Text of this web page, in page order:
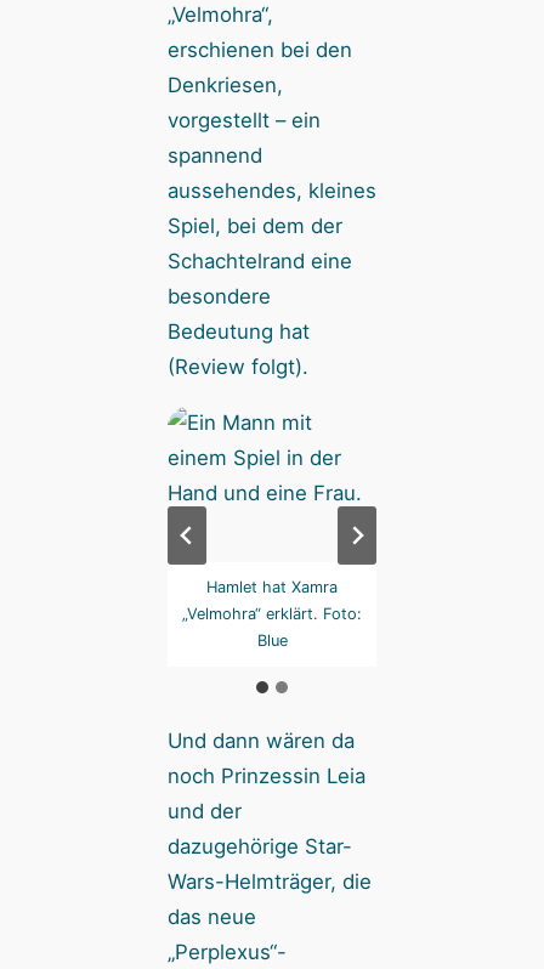
„Velmohra“,
erschienen bei den
Denkriesen,
vorgestellt – ein
spannend
aussehendes, kleines
Spiel, bei dem der
Schachtelrand eine
besondere
Bedeutung hat
(Review folgt).
Hamlet hat Xamra
„Velmohra“ erklärt. Foto:
Blue
Und dann wären da
noch Prinzessin Leia
und der
dazugehörige Star-
Wars-Helmträger, die
das neue
„Perplexus“-